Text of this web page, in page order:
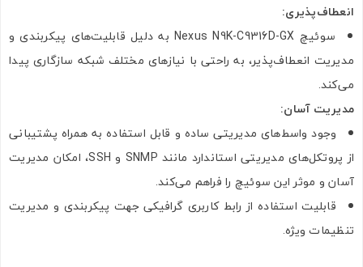
انعطاف‌پذیری:
سوئیچ Nexus N9K-C9316D-GX به دلیل قابلیت‌های پیکربندی و
مدیریت انعطاف‌پذیر، به راحتی با نیازهای مختلف شبکه سازگاری پیدا
می‌کند.
مدیریت آسان:
وجود واسط‌های مدیریتی ساده و قابل استفاده به همراه پشتیبانی
از پروتکل‌های مدیریتی استاندارد مانند SNMP و SSH، امکان مدیریت
آسان و موثر این سوئیچ را فراهم می‌کند.
قابلیت استفاده از رابط کاربری گرافیکی جهت پیکربندی و مدیریت
تنظیمات ویژه.